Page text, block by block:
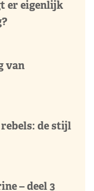
er eigenlijk
van
de stijl
– deel 3